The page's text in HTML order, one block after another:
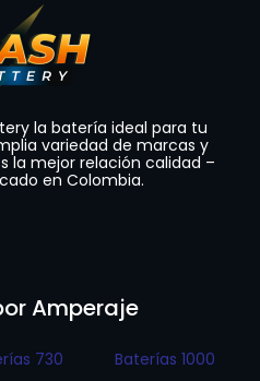
la batería ideal para tu
variedad de marcas y
la mejor relación calidad –
en Colombia.
Amperaje
730
Baterías 1000